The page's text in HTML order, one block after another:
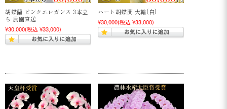
胡蝶蘭 ピンクエレガンス 3本立
ち 農園直送
¥30,000(税込 ¥33,000)
ハート胡蝶蘭 大輪(白)
¥30,000(税込 ¥33,000)